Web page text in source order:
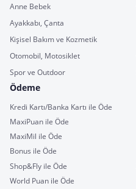
Anne Bebek
Ayakkabı, Çanta
Kişisel Bakım ve Kozmetik
Otomobil, Motosiklet
Spor ve Outdoor
Ödeme
Kredi Kartı/Banka Kartı ile Öde
MaxiPuan ile Öde
MaxiMil ile Öde
Bonus ile Öde
Shop&Fly ile Öde
World Puan ile Öde